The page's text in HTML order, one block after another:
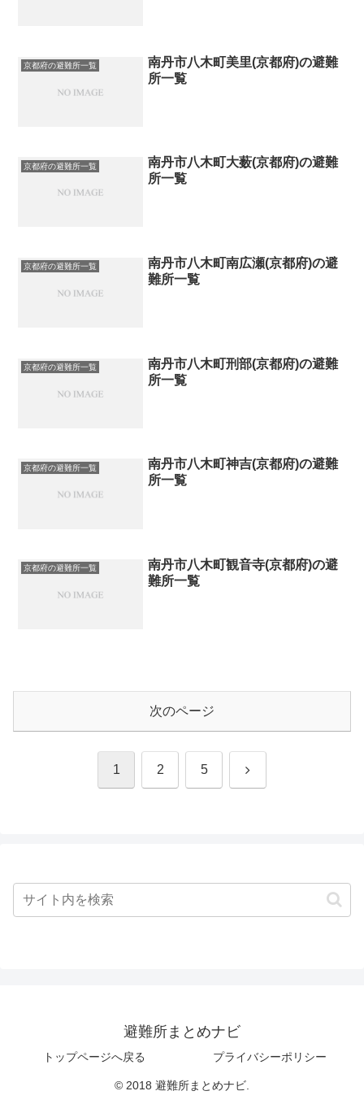
京都府の避難所一覧
南丹市八木町美里(京都府)の避難
所一覧
京都府の避難所一覧
南丹市八木町大薮(京都府)の避難
所一覧
京都府の避難所一覧
南丹市八木町南広瀬(京都府)の避
難所一覧
京都府の避難所一覧
南丹市八木町刑部(京都府)の避難
所一覧
京都府の避難所一覧
南丹市八木町神吉(京都府)の避難
所一覧
京都府の避難所一覧
南丹市八木町観音寺(京都府)の避
難所一覧
次のページ
1 2 5 次
避難所まとめナビ
トップページへ戻る プライバシーポリシー
© 2018 避難所まとめナビ.